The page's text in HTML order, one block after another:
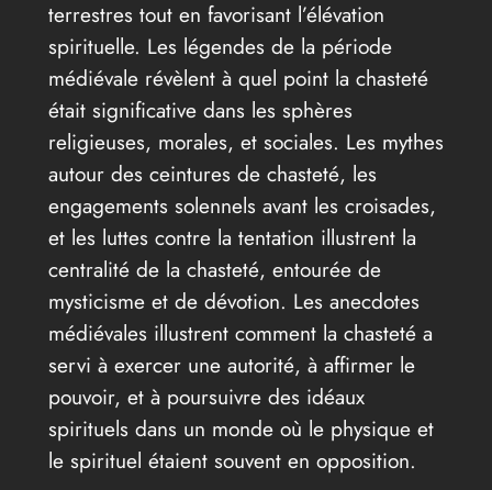
terrestres tout en favorisant l’élévation
spirituelle. Les légendes de la période
médiévale révèlent à quel point la chasteté
était significative dans les sphères
religieuses, morales, et sociales. Les mythes
autour des ceintures de chasteté, les
engagements solennels avant les croisades,
et les luttes contre la tentation illustrent la
centralité de la chasteté, entourée de
mysticisme et de dévotion. Les anecdotes
médiévales illustrent comment la chasteté a
servi à exercer une autorité, à affirmer le
pouvoir, et à poursuivre des idéaux
spirituels dans un monde où le physique et
le spirituel étaient souvent en opposition.